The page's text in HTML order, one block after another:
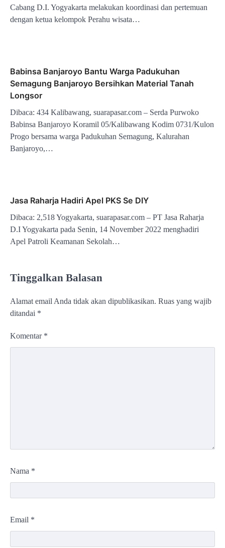
Cabang D.I. Yogyakarta melakukan koordinasi dan pertemuan
dengan ketua kelompok Perahu wisata…
Babinsa Banjaroyo Bantu Warga Padukuhan
Semagung Banjaroyo Bersihkan Material Tanah
Longsor
Dibaca: 434 Kalibawang, suarapasar.com – Serda Purwoko
Babinsa Banjaroyo Koramil 05/Kalibawang Kodim 0731/Kulon
Progo bersama warga Padukuhan Semagung, Kalurahan
Banjaroyo,…
Jasa Raharja Hadiri Apel PKS Se DIY
Dibaca: 2,518 Yogyakarta, suarapasar.com – PT Jasa Raharja
D.I Yogyakarta pada Senin, 14 November 2022 menghadiri
Apel Patroli Keamanan Sekolah…
Tinggalkan Balasan
Alamat email Anda tidak akan dipublikasikan. Ruas yang wajib
ditandai *
Komentar *
Nama *
Email *